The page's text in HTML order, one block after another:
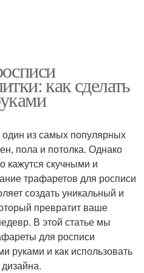
как сделать
один из самых популярных
пола и потолка. Однако
кажутся скучными и
трафаретов для росписи
создать уникальный и
превратит ваше
В этой статье мы
для росписи
руками и как использовать